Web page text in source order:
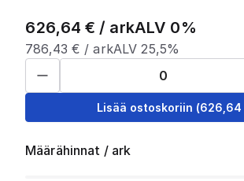
626,64 € / arkALV 0%
786,43 € /arkALV 25,5%
Lisää ostoskoriin (626,64
Määrähinnat / ark